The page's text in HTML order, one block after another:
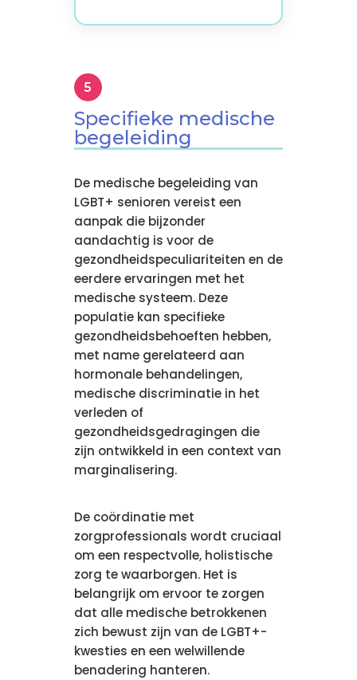
Specifieke medische
begeleiding
De medische begeleiding van
LGBT+ senioren vereist een
aanpak die bijzonder
aandachtig is voor de
gezondheidspeculiariteiten en de
eerdere ervaringen met het
medische systeem. Deze
populatie kan specifieke
gezondheidsbehoeften hebben,
met name gerelateerd aan
hormonale behandelingen,
medische discriminatie in het
verleden of
gezondheidsgedragingen die
zijn ontwikkeld in een context van
marginalisering.
De coördinatie met
zorgprofessionals wordt cruciaal
om een respectvolle, holistische
zorg te waarborgen. Het is
belangrijk om ervoor te zorgen
dat alle medische betrokkenen
zich bewust zijn van de LGBT+-
kwesties en een welwillende
benadering hanteren.